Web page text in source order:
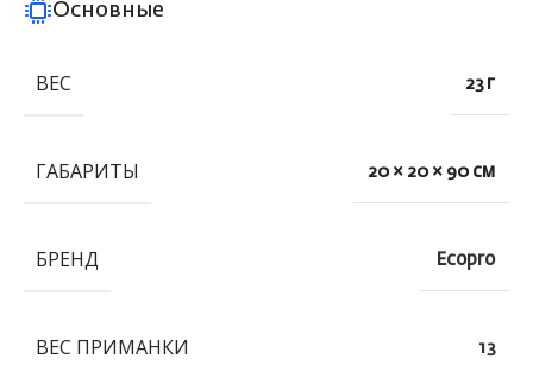
Основные
ВЕС 23 г
ГАБАРИТЫ 20 × 20 × 90 см
БРЕНД Ecopro
ВЕС ПРИМАНКИ 13